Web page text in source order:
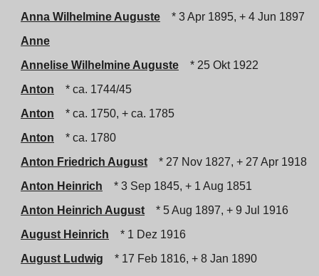
Anna Wilhelmine Auguste
* 3 Apr 1895, + 4 Jun 1897
Anne
Annelise Wilhelmine Auguste
* 25 Okt 1922
Anton
* ca. 1744/45
Anton
* ca. 1750, + ca. 1785
Anton
* ca. 1780
Anton Friedrich August
* 27 Nov 1827, + 27 Apr 1918
Anton Heinrich
* 3 Sep 1845, + 1 Aug 1851
Anton Heinrich August
* 5 Aug 1897, + 9 Jul 1916
August Heinrich
* 1 Dez 1916
August Ludwig
* 17 Feb 1816, + 8 Jan 1890